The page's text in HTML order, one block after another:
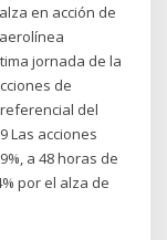
en acción de
jornada de la
de
del
Las acciones
a 48 horas de
por el alza de